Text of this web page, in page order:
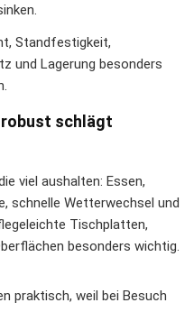
Standfestigkeit,
und Lagerung besonders
robust schlägt
viel aushalten: Essen,
schnelle Wetterwechsel und
Tischplatten,
besonders wichtig.
praktisch, weil bei Besuch